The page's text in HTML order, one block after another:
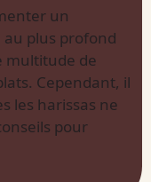
un
au plus profond
multitude de
Cependant, il
les harissas ne
pour